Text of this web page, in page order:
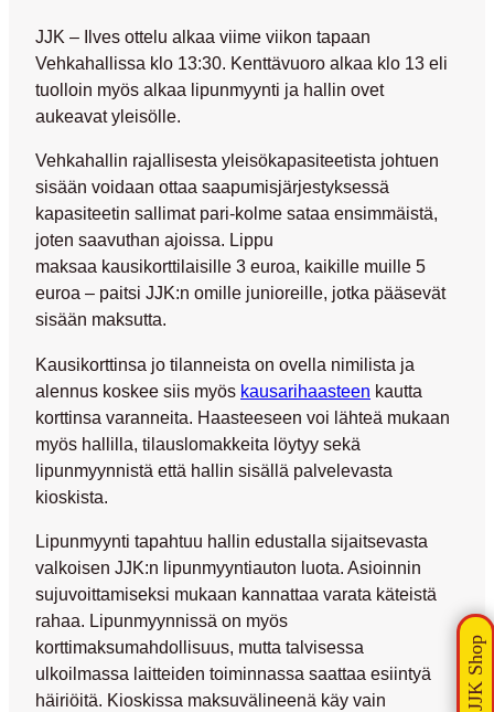
JJK – Ilves ottelu alkaa viime viikon tapaan
Vehkahallissa klo 13:30. Kenttävuoro alkaa klo 13 eli
tuolloin myös alkaa lipunmyynti ja hallin ovet
aukeavat yleisölle.
Vehkahallin rajallisesta yleisökapasiteetista johtuen
sisään voidaan ottaa saapumisjärjestyksessä
kapasiteetin sallimat pari-kolme sataa ensimmäistä,
joten saavuthan ajoissa. Lippu
maksaa kausikorttilaisille 3 euroa, kaikille muille 5
euroa – paitsi JJK:n omille junioreille, jotka pääsevät
sisään maksutta.
Kausikorttinsa jo tilanneista on ovella nimilista ja
alennus koskee siis myös kausarihaasteen kautta
korttinsa varanneita. Haasteeseen voi lähteä mukaan
myös hallilla, tilauslomakkeita löytyy sekä
lipunmyynnistä että hallin sisällä palvelevasta
kioskista.
Lipunmyynti tapahtuu hallin edustalla sijaitsevasta
valkoisen JJK:n lipunmyyntiauton luota. Asioinnin
sujuvoittamiseksi mukaan kannattaa varata käteistä
rahaa. Lipunmyynnissä on myös
korttimaksumahdollisuus, mutta talvisessa
ulkoilmassa laitteiden toiminnassa saattaa esiintyä
häiriöitä. Kioskissa maksuvälineenä käy vain